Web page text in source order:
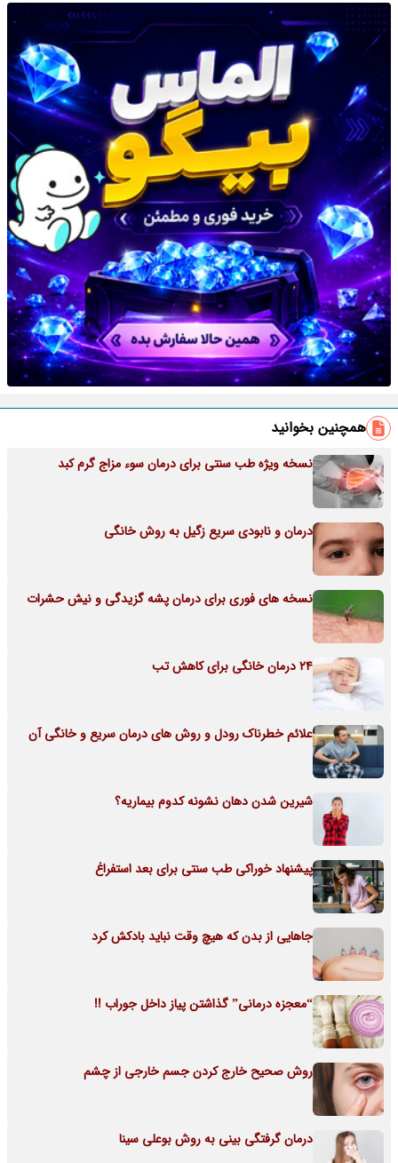
همچنین بخوانید
نسخه ویژه طب سنتی برای درمان سوء مزاج گرم کبد
درمان و نابودی سریع زگیل به روش خانگی
نسخه های فوری برای درمان پشه گزیدگی و نیش حشرات
24 درمان خانگی برای کاهش تب
علائم خطرناک رودل و روش های درمان سریع و خانگی آن
شیرین شدن دهان نشونه کدوم بیماریه؟
پیشنهاد خوراکی طب سنتی برای بعد استفراغ
جاهایی از بدن که هیچ وقت نباید بادکش کرد
“معجزه درمانی” گذاشتن پیاز داخل جوراب !!
روش صحیح خارج کردن جسم خارجی از چشم
درمان گرفتگی بینی به روش بوعلی سینا